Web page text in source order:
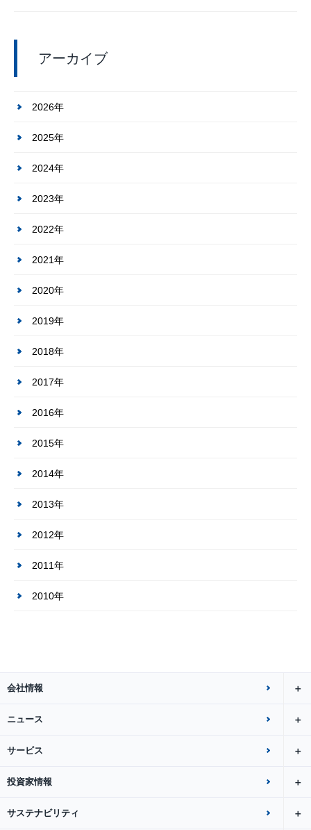
アーカイブ
2026年
2025年
2024年
2023年
2022年
2021年
2020年
2019年
2018年
2017年
2016年
2015年
2014年
2013年
2012年
2011年
2010年
会社情報
ニュース
サービス
投資家情報
サステナビリティ